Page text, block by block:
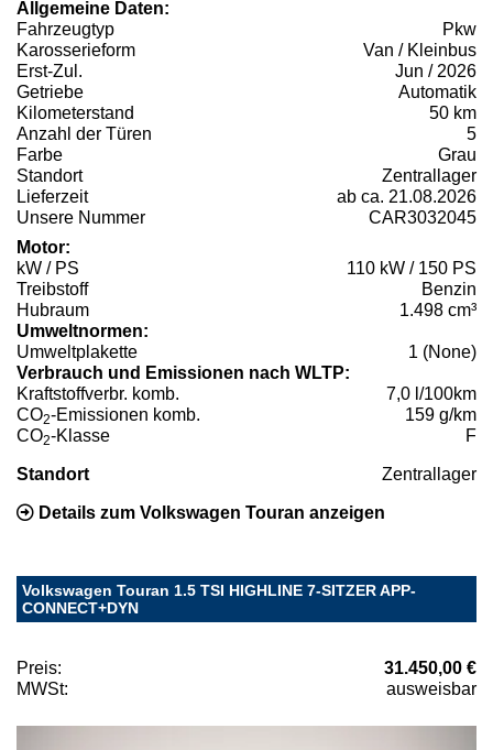
Allgemeine Daten:
Fahrzeugtyp
Pkw
Karosserieform
Van / Kleinbus
Erst-Zul.
Jun / 2026
Getriebe
Automatik
Kilometerstand
50 km
Anzahl der Türen
5
Farbe
Grau
Standort
Zentrallager
Lieferzeit
ab ca. 21.08.2026
Unsere Nummer
CAR3032045
Motor:
kW / PS
110 kW / 150 PS
Treibstoff
Benzin
Hubraum
1.498 cm³
Umweltnormen:
Umweltplakette
1 (None)
Verbrauch und Emissionen nach WLTP:
Kraftstoffverbr. komb.
7,0 l/100km
CO2-Emissionen komb.
159 g/km
CO2-Klasse F
Standort Zentrallager
Details zum Volkswagen Touran anzeigen
Volkswagen Touran 1.5 TSI HIGHLINE 7-SITZER APP-
CONNECT+DYN
Preis:
31.450,00 €
MWSt:
ausweisbar